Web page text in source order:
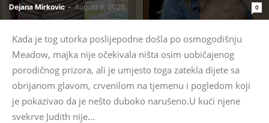
Dejana Mirkovic - August 8, 2026 0
Kada je tog utorka poslijepodne došla po osmogodišnju
Meadow, majka nije očekivala ništa osim uobičajenog
porodičnog prizora, ali je umjesto toga zatekla dijete sa
obrijanom glavom, crvenilom na tjemenu i pogledom koji
je pokazivao da je nešto duboko narušeno.U kući njene
svekrve Judith nije...